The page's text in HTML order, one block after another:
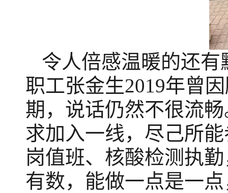
令人倍感温暖的还
职工张金生2019年曾
期，说话仍然不很流
求加入一线，尽己所
岗值班、核酸检测执
有数，能做一点是一